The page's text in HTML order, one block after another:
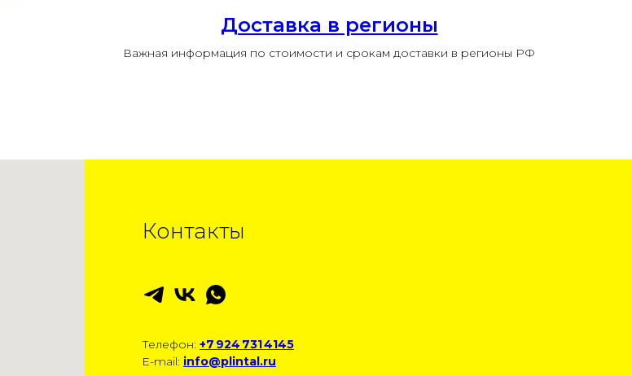
Доставка в регионы
Важная информация по стоимости и срокам доставки в регионы РФ
Контакты
Телефон: +7 924 731 4145
E-mail: info@plintal.ru